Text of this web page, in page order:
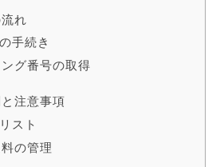
れ
手続き
ング番号の取得
注意事項
スト
の管理